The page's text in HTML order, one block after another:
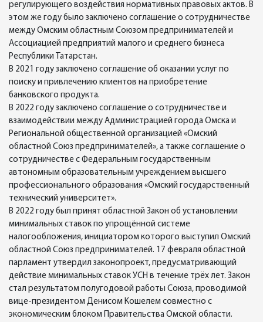
регулирующего воздействия нормативных правовых актов. В
этом же году было заключено соглашение о сотрудничестве
между Омским областным Союзом предпринимателей и
Ассоциацией предприятий малого и среднего бизнеса
Республики Татарстан.
В 2021 году заключено соглашение об оказании услуг по
поиску и привлечению клиентов на приобретение
банковского продукта.
В 2022 году заключено соглашение о сотрудничестве и
взаимодействии между Администрацией города Омска и
Региональной общественной организацией «Омский
областной Союз предпринимателей», а также соглашение о
сотрудничестве с Федеральным государственным
автономным образовательным учреждением высшего
профессионального образования «Омский государственный
технический университет».
В 2022 году был принят областной Закон об установлении
минимальных ставок по упрощённой системе
налогообложения, инициатором которого выступил Омский
областной Союз предпринимателей. 17 февраля областной
парламент утвердил законопроект, предусматривающий
действие минимальных ставок УСН в течение трёх лет. Закон
стал результатом полугодовой работы Союза, проводимой
вице-президентом Денисом Кошелем совместно с
экономическим блоком Правительства Омской области.